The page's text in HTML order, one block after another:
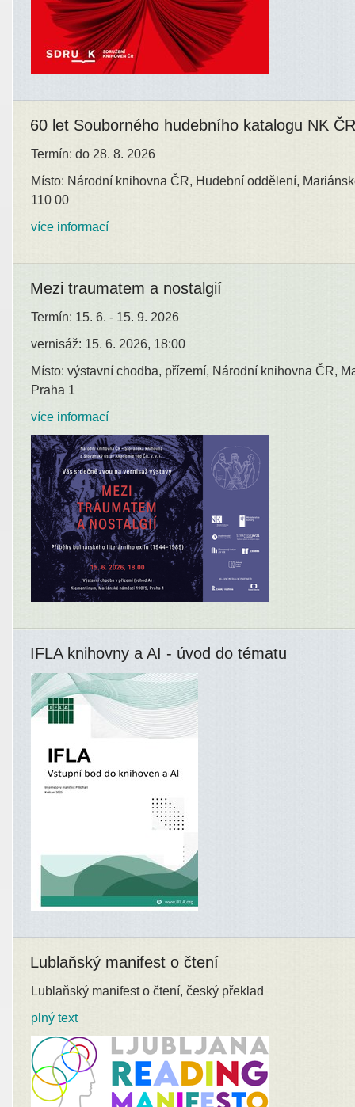
60 let Souborného hudebního katalogu NK ČR
Termín: do 28. 8. 2026
Místo: Národní knihovna ČR, Hudební oddělení,
110 00
více informací
Mezi traumatem a nostalgií
Termín: 15. 6. - 15. 9. 2026
vernisáž: 15. 6. 2026, 18:00
Místo: výstavní chodba, přízemí, Národní knihovna ČR,
Praha 1
více informací
IFLA knihovny a AI - úvod do tématu
Lublaňský manifest o čtení
Lublaňský manifest o čtení, český překlad
plný text